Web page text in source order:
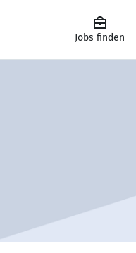
Jobs finden